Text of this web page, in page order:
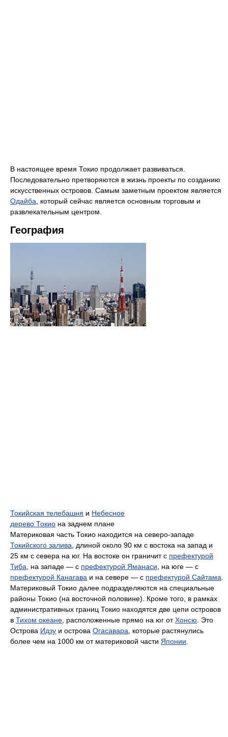
В настоящее время Токио продолжает развиваться.
Последовательно претворяются в жизнь проекты по созданию
искусственных островов. Самым заметным проектом является
Одайба , который сейчас является основным торговым и
развлекательным центром.
География
Токийская телебашня и Небесное
дерево Токио на заднем плане
Материковая часть Токио находится на северо-западе
Токийского залива , длиной около 90 км с востока на запад и
25 км с севера на юг. На востоке он граничит с префектурой
Тиба , на западе — с префектурой Яманаси , на юге — с
префектурой Канагава и на севере — с префектурой Сайтама
Материковый Токио далее подразделяются на специальные
районы Токио (на восточной половине). Кроме того, в рамках
административных границ Токио находятся две цепи островов
в Тихом океане , расположенные прямо на юг отХонсю . Это
Острова Идзу и острова Огасавара , которые растянулись
более чем на 1000 км от материковой части Японии